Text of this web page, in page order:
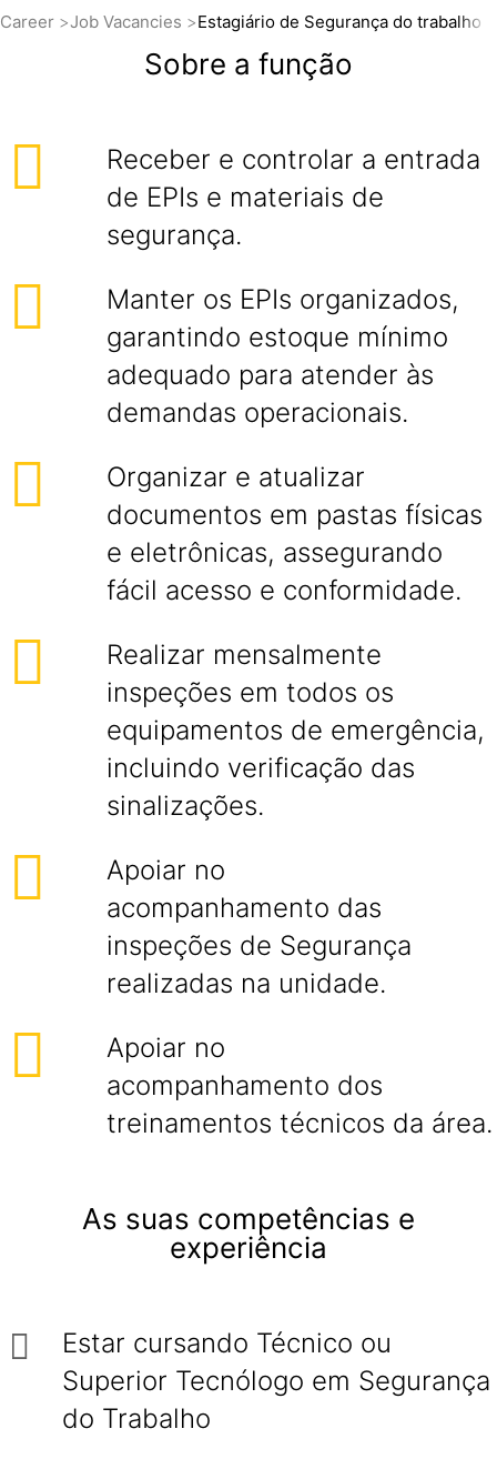
Career Job Vacancies Estagiário de Segurança do trabalho
Sobre a função
Receber e controlar a entrada
de EPIs e materiais de
segurança.
Manter os EPIs organizados,
garantindo estoque mínimo
adequado para atender às
demandas operacionais.
Organizar e atualizar
documentos em pastas físicas
e eletrônicas, assegurando
fácil acesso e conformidade.
Realizar mensalmente
inspeções em todos os
equipamentos de emergência,
incluindo verificação das
sinalizações.
Apoiar no
acompanhamento das
inspeções de Segurança
realizadas na unidade.
Apoiar no
acompanhamento dos
treinamentos técnicos da área.
As suas competências e
experiência
Estar cursando Técnico ou
Superior Tecnólogo em Segurança
do Trabalho